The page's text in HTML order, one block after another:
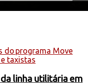
linha utilitária em